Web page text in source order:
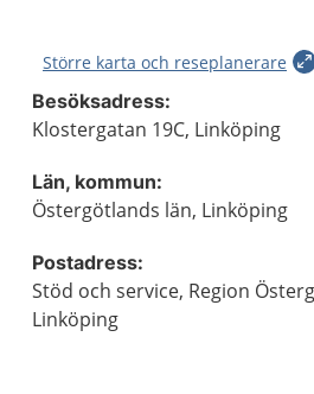
Större karta och reseplanerare
Besöksadress:
Klostergatan 19C, Linköping
Län, kommun:
Östergötlands län, Linköping
Postadress:
Stöd och service, Region
Linköping